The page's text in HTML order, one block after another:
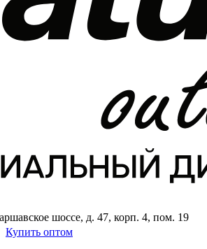
шоссе, д. 47, корп. 4, пом. 19
Купить оптом